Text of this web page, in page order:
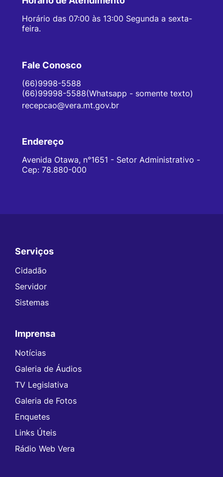
Horário das 07:00 às 13:00 Segunda a sexta-
feira.
Fale Conosco
(66)9998-5588
(66)99998-5588(Whatsapp - somente texto)
recepcao@vera.mt.gov.br
Endereço
Avenida Otawa, n°1651 - Setor Administrativo -
Cep: 78.880-000
Seção do Rodapé e Contato
Serviços
Cidadão
Servidor
Sistemas
Imprensa
Notícias
Galeria de Áudios
TV Legislativa
Galeria de Fotos
Enquetes
Links Úteis
Rádio Web Vera